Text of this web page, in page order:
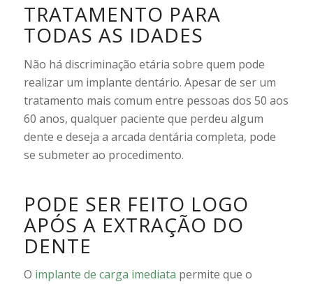
TRATAMENTO PARA
TODAS AS IDADES
Não há discriminação etária sobre quem pode
realizar um implante dentário. Apesar de ser um
tratamento mais comum entre pessoas dos 50 aos
60 anos, qualquer paciente que perdeu algum
dente e deseja a arcada dentária completa, pode
se submeter ao procedimento.
PODE SER FEITO LOGO
APÓS A EXTRAÇÃO DO
DENTE
O implante de carga imediata permite que o